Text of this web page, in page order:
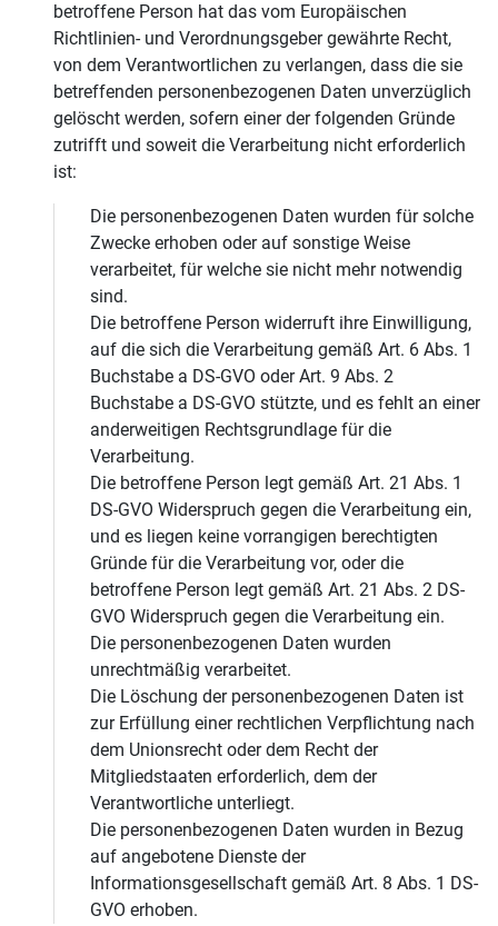
betroffene Person hat das vom Europäischen
Richtlinien- und Verordnungsgeber gewährte Recht,
von dem Verantwortlichen zu verlangen, dass die sie
betreffenden personenbezogenen Daten unverzüglich
gelöscht werden, sofern einer der folgenden Gründe
zutrifft und soweit die Verarbeitung nicht erforderlich
ist:
Die personenbezogenen Daten wurden für solche
Zwecke erhoben oder auf sonstige Weise
verarbeitet, für welche sie nicht mehr notwendig
sind.
Die betroffene Person widerruft ihre Einwilligung,
auf die sich die Verarbeitung gemäß Art. 6 Abs. 1
Buchstabe a DS-GVO oder Art. 9 Abs. 2
Buchstabe a DS-GVO stützte, und es fehlt an einer
anderweitigen Rechtsgrundlage für die
Verarbeitung.
Die betroffene Person legt gemäß Art. 21 Abs. 1
DS-GVO Widerspruch gegen die Verarbeitung ein,
und es liegen keine vorrangigen berechtigten
Gründe für die Verarbeitung vor, oder die
betroffene Person legt gemäß Art. 21 Abs. 2 DS-
GVO Widerspruch gegen die Verarbeitung ein.
Die personenbezogenen Daten wurden
unrechtmäßig verarbeitet.
Die Löschung der personenbezogenen Daten ist
zur Erfüllung einer rechtlichen Verpflichtung nach
dem Unionsrecht oder dem Recht der
Mitgliedstaaten erforderlich, dem der
Verantwortliche unterliegt.
Die personenbezogenen Daten wurden in Bezug
auf angebotene Dienste der
Informationsgesellschaft gemäß Art. 8 Abs. 1 DS-
GVO erhoben.